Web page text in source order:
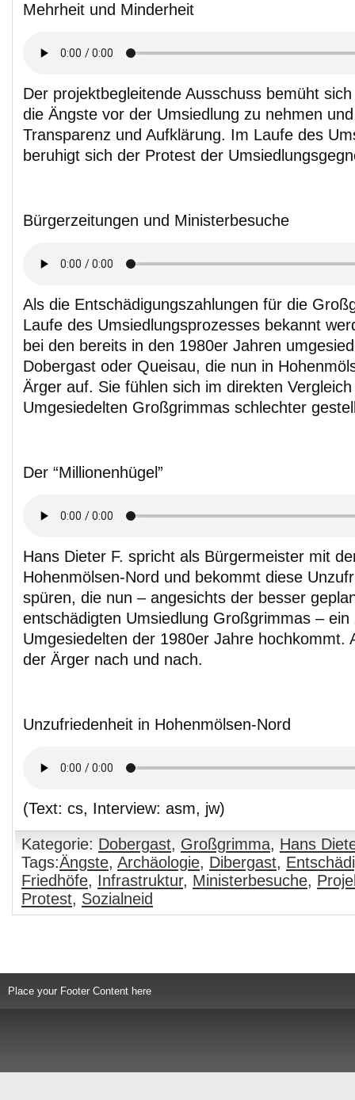
Mehrheit und Minderheit
Der projektbegleitende Ausschuss bemüht
die Ängste vor der Umsiedlung zu nehmen
Transparenz und Aufklärung. Im Laufe des
beruhigt sich der Protest der
Bürgerzeitungen und Ministerbesuche
Als die Entschädigungszahlungen für die
Laufe des Umsiedlungsprozesses bekannt
bei den bereits in den 1980er Jahren
Dobergast oder Queisau, die nun in
Ärger auf. Sie fühlen sich im direkten
Umgesiedelten Großgrimmas schlechter
Der “Millionenhügel”
Hans Dieter F. spricht als Bürgermeister mit
Hohenmölsen-Nord und bekommt diese
spüren, die nun – angesichts der besser
entschädigten Umsiedlung Großgrimmas –
Umgesiedelten der 1980er Jahre hochkommt.
der Ärger nach und nach.
Unzufriedenheit in Hohenmölsen-Nord
(Text: cs, Interview: asm, jw)
Kategorie: Dobergast, Großgrimma, Hans
Tags:Ängste, Archäologie, Dibergast,
Friedhöfe, Infrastruktur, Ministerbesuche,
Protest, Sozialneid
Place your Footer Content here